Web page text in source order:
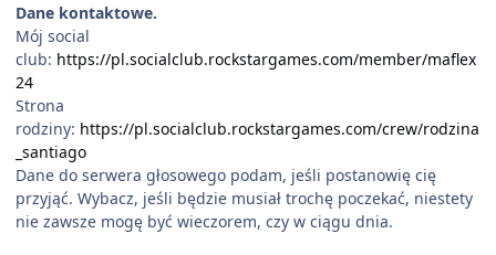
Dane kontaktowe.
Mój social
club: https://pl.socialclub.rockstargames.com/member/maflex
24
Strona
rodziny: https://pl.socialclub.rockstargames.com/crew/rodzina
_santiago
Dane do serwera głosowego podam, jeśli postanowię cię
przyjąć. Wybacz, jeśli będzie musiał trochę poczekać, niestety
nie zawsze mogę być wieczorem, czy w ciągu dnia.